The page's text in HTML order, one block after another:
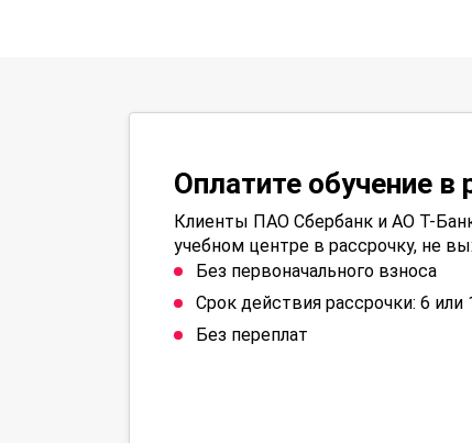
Оплатите обучение в
Клиенты ПАО Сбербанк и АО Т-
учебном центре в рассрочку, не
Без первоначального взноса
Срок действия рассрочки: 6 или
Без переплат